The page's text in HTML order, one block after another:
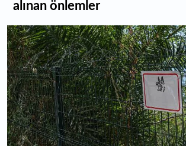
alınan önlemler